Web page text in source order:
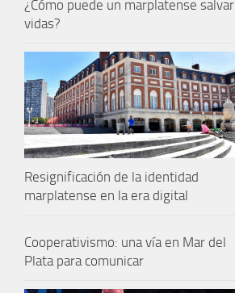
¿Cómo puede un marplatense salvar
vidas?
Resignificación de la identidad
marplatense en la era digital
Cooperativismo: una vía en Mar del
Plata para comunicar